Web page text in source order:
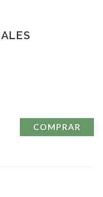
COMPRAR